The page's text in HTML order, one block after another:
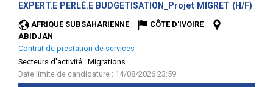
EXPERT.E PERLÉ.E BUDGETISATION_Projet MIGRET (H/F)
AFRIQUE SUBSAHARIENNE
CÔTE D'IVOIRE
ABIDJAN
Contrat de prestation de services
Secteurs d'activité : Migrations
Date limite de candidature : 14/08/2026 23:59